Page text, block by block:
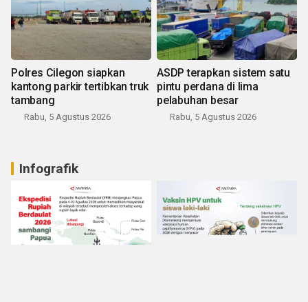
Polres Cilegon siapkan
kantong parkir tertibkan truk
tambang
Rabu, 5 Agustus 2026
ASDP terapkan sistem satu
pintu perdana di lima
pelabuhan besar
Rabu, 5 Agustus 2026
Infografik